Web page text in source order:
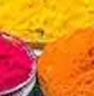
रंगों
को
साफ
करने
के
लिए